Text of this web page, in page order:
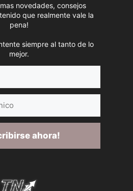
novedades, consejos
que realmente vale la
pena!
siempre al tanto de lo
mejor.
ahora!